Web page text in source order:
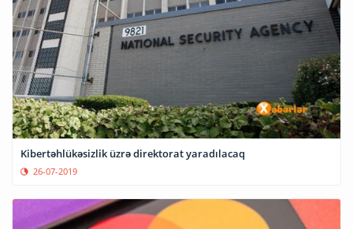
Kibertəhlükəsizlik üzrə direktorat yaradılacaq
26-07-2019